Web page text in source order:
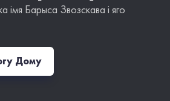
імя Барыса Звозскава і яго
Дому